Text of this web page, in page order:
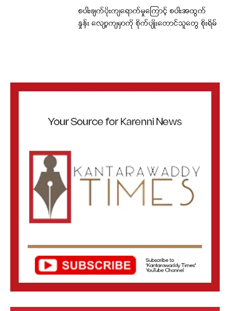
စပါးဖျက်ပိုးကျရောက်မှုကြောင့် စပါးအထွက်
နှုန်း လျော့ကျမှာကို စိုက်ပျိုးတောင်သူတွေ စိုးရိမ်